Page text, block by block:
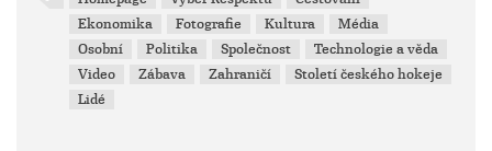
Ekonomika
Fotografie Kultura
Média
Osobní
Politika Společnost
Technologie a věda
Video
Zábava Zahraničí
Století českého hokeje
Lidé